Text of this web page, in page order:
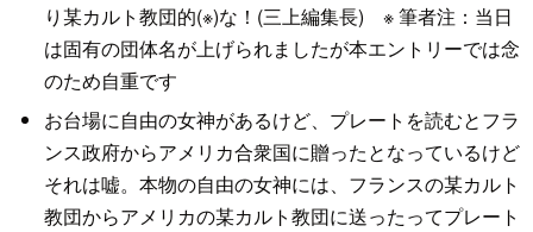
り某カルト教団的(※)な！(三上編集長) ※ 筆者注：当日
は固有の団体名が上げられましたが本エントリーでは念
のため自重です
お台場に自由の女神があるけど、プレートを読むとフラ
ンス政府からアメリカ合衆国に贈ったとなっているけど
それは嘘。本物の自由の女神には、フランスの某カルト
教団からアメリカの某カルト教団に送ったってプレート